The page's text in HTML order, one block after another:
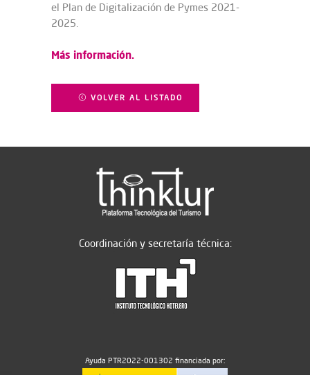
el Plan de Digitalización de Pymes 2021-
2025.
Más información.
VOLVER AL LISTADO
Coordinación y secretaría técnica:
Ayuda PTR2022-001302 financiada por: